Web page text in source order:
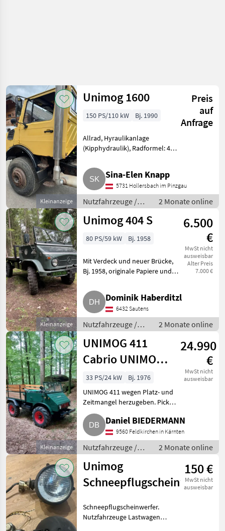
Kleinanzeige
Unimog 1600
Preis
auf
Anfrage
150 PS/110 kW Bj. 1990
Allrad, Hyraulikanlage
(Kipphydraulik), Radformel: 4x4,
Motorstaubremse, Getriebeart
KFZ/LKW: Schaltgetriebe,
Treibstoff: Diesel Wir verkaufen
unseren
Sina-Elen Knapp
5731 Hollersbach im Pinzgau
Nutzfahrzeuge /
Lastwagen (LKW)
2 Monate online
Kleinanzeige
Unimog 404 S
6.500
€
MwSt nicht
ausweisbar
Alter Preis
7.000 €
80 PS/59 kW Bj. 1958
Mit Verdeck und neuer Brücke,
Bj. 1958, originale Papiere und
Nutzfahrzeuge Lastwagen
(LKW)
Dominik Haberditzl
6432 Sautens
Nutzfahrzeuge /
Lastwagen (LKW)
2 Monate online
Kleinanzeige
UNIMOG 411
Cabrio UNIMOG
411
24.990
€
MwSt nicht
ausweisbar
33 PS/24 kW
Bj. 1976
UNIMOG 411 wegen Platz- und
Zeitmangel herzugeben. Pickerl
ist momentan abgelaufen,
werde ich aber in nächster Zeit
noch machen. Preis VB.
Nutzfahrzeuge Lastwagen (L
Daniel BIEDERMANN
9560 Feldkirchen in Kärnten
Nutzfahrzeuge /
Lastwagen (LKW)
2 Monate online
Unimog
Schneepflugscheinwerfer
150 €
MwSt nicht
ausweisbar
Schneepflugscheinwerfer.
Nutzfahrzeuge Lastwagen